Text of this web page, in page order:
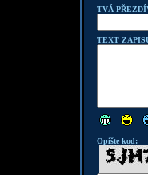
TVÁ
TEXT
Opište kod: